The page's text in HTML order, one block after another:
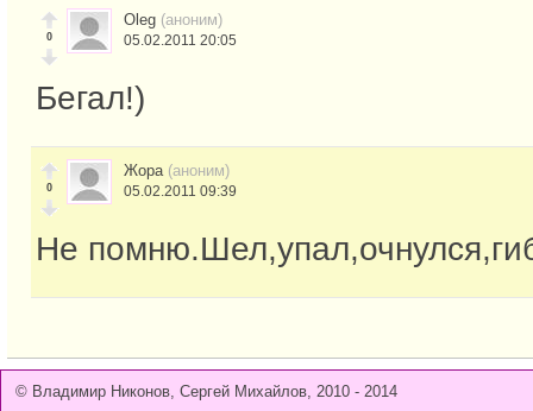
0
Oleg (аноним)
05.02.2011 20:05
Бегал!)
0
Жора (аноним)
05.02.2011 09:39
Не
© Владимир Никонов, Сергей Михайлов, 2010 - 2014